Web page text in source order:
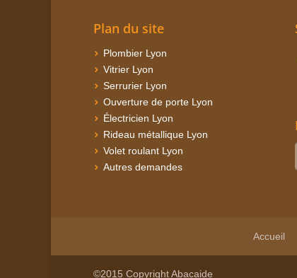
Plan du site
Plombier Lyon
Vitrier Lyon
Serrurier Lyon
Ouverture de porte Lyon
Électricien Lyon
Rideau métallique Lyon
Volet roulant Lyon
Autres demandes
Accueil
©2015 Copyright Abacaide